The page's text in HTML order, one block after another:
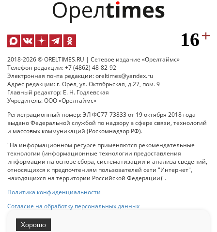
2018-2026 © ORELTIMES.RU | Сетевое издание «Орелтаймс»
Телефон редакции: +7 (4862) 48-82-92
Электронная почта редакции: oreltimes@yandex.ru
Адрес редакции: г. Орел, ул. Октябрьская, д.27, пом. 9
Главный редактор: Е. Н. Годлевская
Учредитель: ООО «Орелтаймс»
Регистрационный номер: ЭЛ ФС77-73833 от 19 октября 2018 года
выдано Федеральной службой по надзору в сфере связи, технологий
и массовых коммуникаций (Роскомнадзор РФ).
"На информационном ресурсе применяются рекомендательные
технологии (информационные технологии предоставления
информации на основе сбора, систематизации и анализа сведений,
относящихся к предпочтениям пользователей сети "Интернет",
находящихся на территории Российской Федерации)".
Политика конфиденциальности
Согласие на обработку персональных данных
Хорошо